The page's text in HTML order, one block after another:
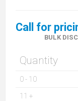
Call for
BULK
Quantity
0- 10
11 +